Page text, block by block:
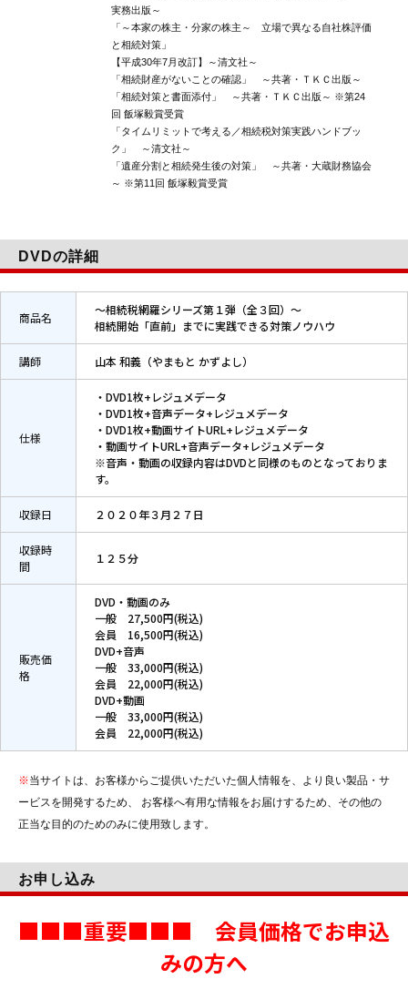
実務出版～
「～本家の株主・分家の株主～ 立場で異なる自社株評価
と相続対策」
【平成30年7月改訂】～清文社～
「相続財産がないことの確認」 ～共著・ＴＫＣ出版～
「相続対策と書面添付」 ～共著・ＴＫＣ出版～ ※第24
回 飯塚毅賞受賞
「タイムリミットで考える／相続税対策実践ハンドブッ
ク」 ～清文社～
「遺産分割と相続発生後の対策」 ～共著・大蔵財務協会
～ ※第11回 飯塚毅賞受賞
DVDの詳細
商品名
～相続税網羅シリーズ第１弾（全３回）～
相続開始「直前」までに実践できる対策ノウハウ
講師 山本 和義（やまもと かずよし）
仕様
・DVD1枚+レジュメデータ
・DVD1枚+音声データ+レジュメデータ
・DVD1枚+動画サイトURL+レジュメデータ
・動画サイトURL+音声データ+レジュメデータ
※音声・動画の収録内容はDVDと同様のものとなっておりま
す。
収録日 ２０２０年３月２７日
収録時
間
１２５分
販売価
格
DVD・動画のみ
一般 27,500円(税込)
会員 16,500円(税込)
DVD+音声
一般 33,000円(税込)
会員 22,000円(税込)
DVD+動画
一般 33,000円(税込)
会員 22,000円(税込)
※当サイトは、お客様からご提供いただいた個人情報を、より良い製品・サ
ービスを開発するため、 お客様へ有用な情報をお届けするため、その他の
正当な目的のためのみに使用致します。
お申し込み
■■■重要■■■ 会員価格でお申込
みの方へ